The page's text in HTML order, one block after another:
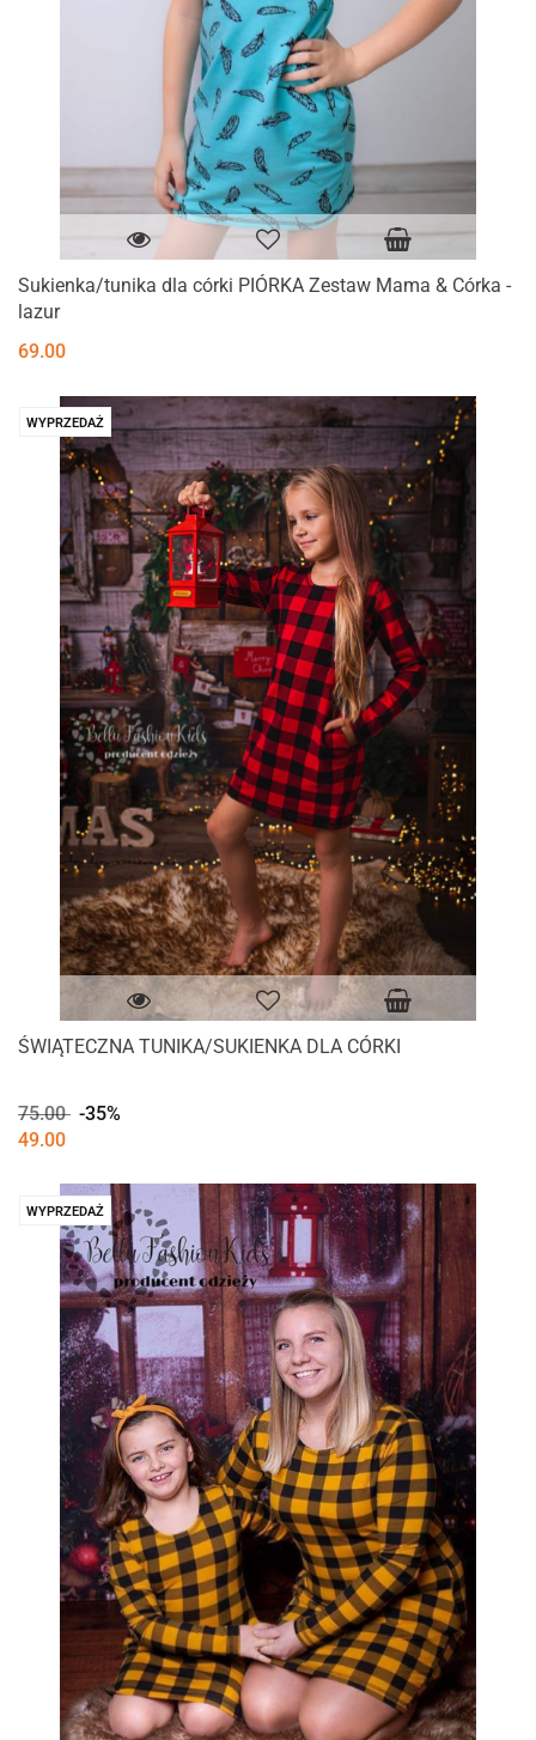
Sukienka/tunika dla córki PIÓRKA Zestaw Mama & Córka -
lazur
69.00
WYPRZEDAŻ
ŚWIĄTECZNA TUNIKA/SUKIENKA DLA CÓRKI
75.00 -35%
49.00
WYPRZEDAŻ